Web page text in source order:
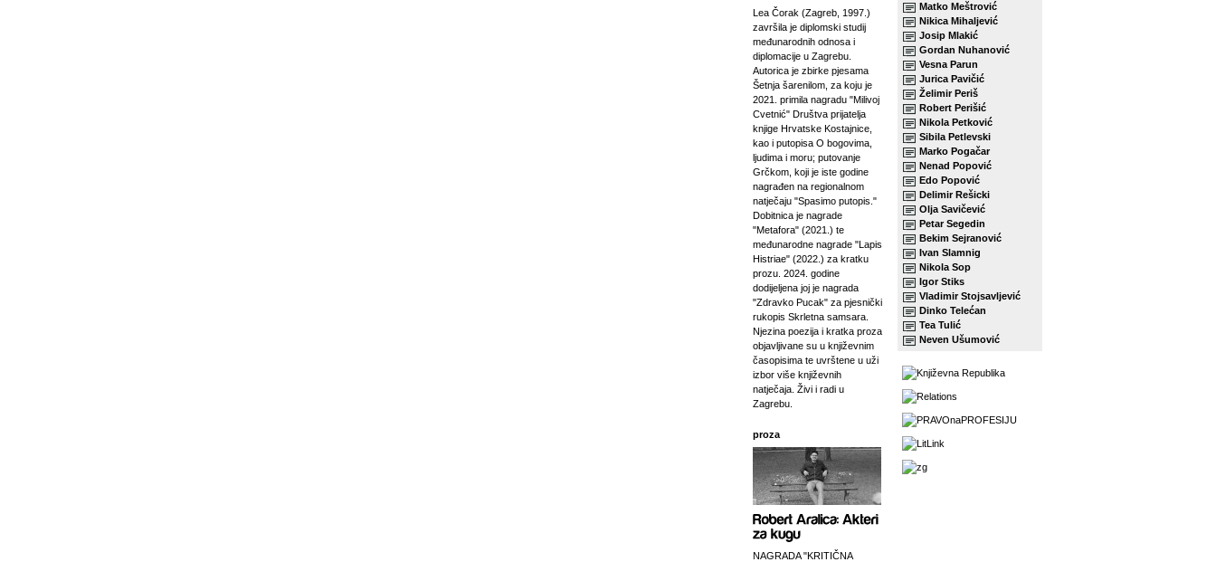
Lea Čorak (Zagreb, 1997.)
završila je diplomski studij
međunarodnih odnosa i
diplomacije u Zagrebu.
Autorica je zbirke pjesama
Šetnja šarenilom, za koju je
2021. primila nagradu "Milivoj
Cvetnić" Društva prijatelja
knjige Hrvatske Kostajnice,
kao i putopisa O bogovima,
ljudima i moru; putovanje
Grčkom, koji je iste godine
nagrađen na regionalnom
natječaju "Spasimo putopis."
Dobitnica je nagrade
"Metafora" (2021.) te
međunarodne nagrade "Lapis
Histriae" (2022.) za kratku
prozu. 2024. godine
dodijeljena joj je nagrada
"Zdravko Pucak" za pjesnički
rukopis Skrletna samsara.
Njezina poezija i kratka proza
objavljivane su u književnim
časopisima te uvrštene u uži
izbor više književnih
natječaja. Živi i radi u
Zagrebu.
proza
NAGRADA "KRITIČNA
Matko Meštrović
Nikica Mihaljević
Josip Mlakić
Gordan Nuhanović
Vesna Parun
Jurica Pavičić
Želimir Periš
Robert Perišić
Nikola Petković
Sibila Petlevski
Marko Pogačar
Nenad Popović
Edo Popović
Delimir Rešicki
Olja Savičević
Petar Segedin
Bekim Sejranović
Ivan Slamnig
Nikola Sop
Igor Stiks
Vladimir Stojsavljević
Dinko Telećan
Tea Tulić
Neven Ušumović